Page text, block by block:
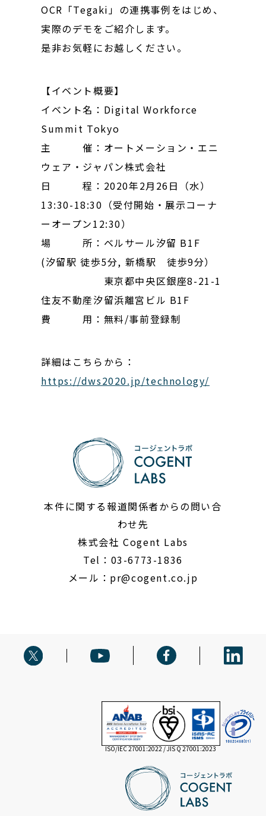
OCR「Tegaki」の連携事例をはじめ、
実際のデモをご紹介します。
是非お気軽にお越しください。
【イベント概要】
イベント名：Digital Workforce
Summit Tokyo
主 催：オートメーション・エニ
ウェア・ジャパン株式会社
日 程：2020年2月26日（水）
13:30-18:30（受付開始・展示コーナ
ーオープン12:30）
場 所：ベルサール汐留 B1F
(汐留駅 徒歩5分, 新橋駅 徒歩9分）
東京都中央区銀座8-21-1
住友不動産汐留浜離宮ビル B1F
費 用：無料/事前登録制
詳細はこちらから：
https://dws2020.jp/technology/
本件に関する報道関係者からの問い合
わせ先
株式会社 Cogent Labs
Tel：03-6773-1836
メール： pr@cogent.co.jp
ISO/IEC 27001:2022 / JIS Q 27001:2023